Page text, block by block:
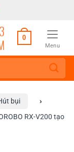
0
Menu
bụi
›
RX-V200 tạo